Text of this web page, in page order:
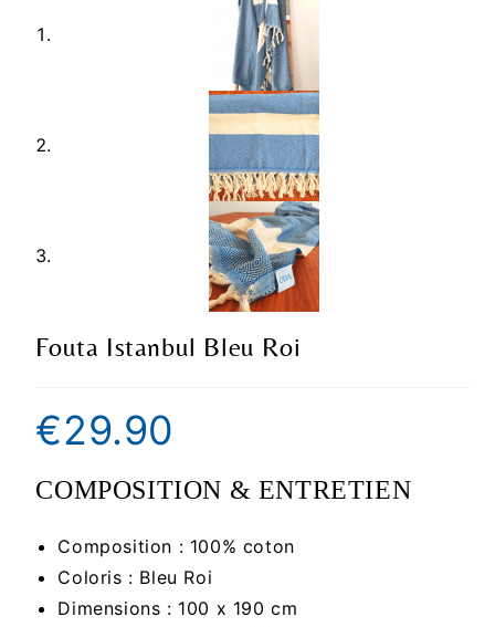
Fouta Istanbul Bleu Roi
€29.90
COMPOSITION & ENTRETIEN
Composition : 100% coton
Coloris : Bleu Roi
Dimensions : 100 x 190 cm